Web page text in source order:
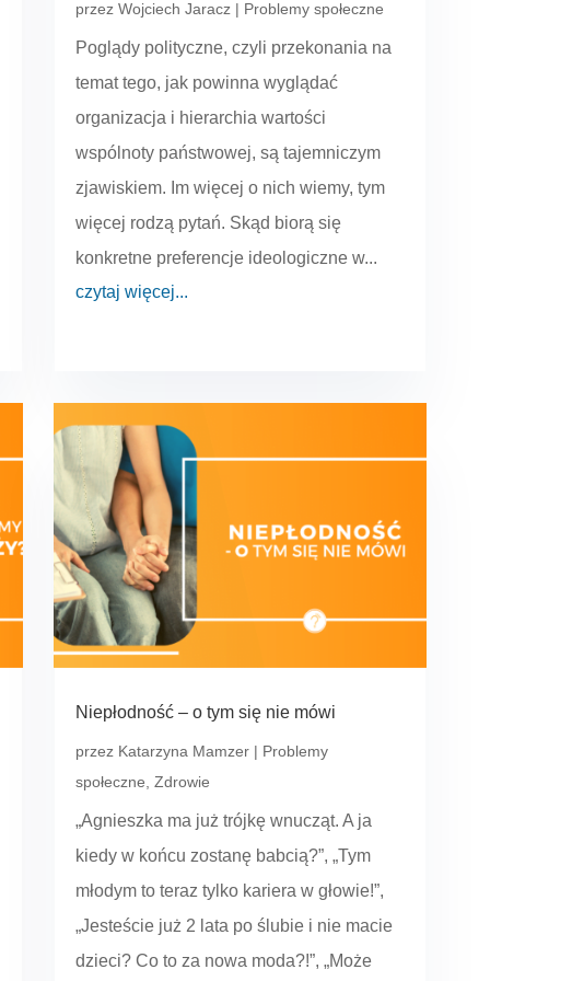
przezWojciech Jaracz | Problemy społeczne
Poglądy polityczne, czyli przekonania na
temat tego, jak powinna wyglądać
organizacja i hierarchia wartości
wspólnoty państwowej, są tajemniczym
zjawiskiem. Im więcej o nich wiemy, tym
więcej rodzą pytań. Skąd biorą się
konkretne preferencje ideologiczne w...
czytaj więcej...
Niepłodność – o tym się nie mówi
przez Katarzyna Mamzer | Problemy
społeczne ,Zdrowie
„Agnieszka ma już trójkę wnucząt. A ja
kiedy w końcu zostanę babcią?”, „Tym
młodym to teraz tylko kariera w głowie!”,
„Jesteście już 2 lata po ślubie i nie macie
dzieci? Co to za nowa moda?!”, „Może